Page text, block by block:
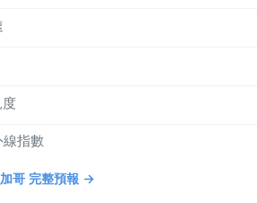
指數
哥 完整預報 →